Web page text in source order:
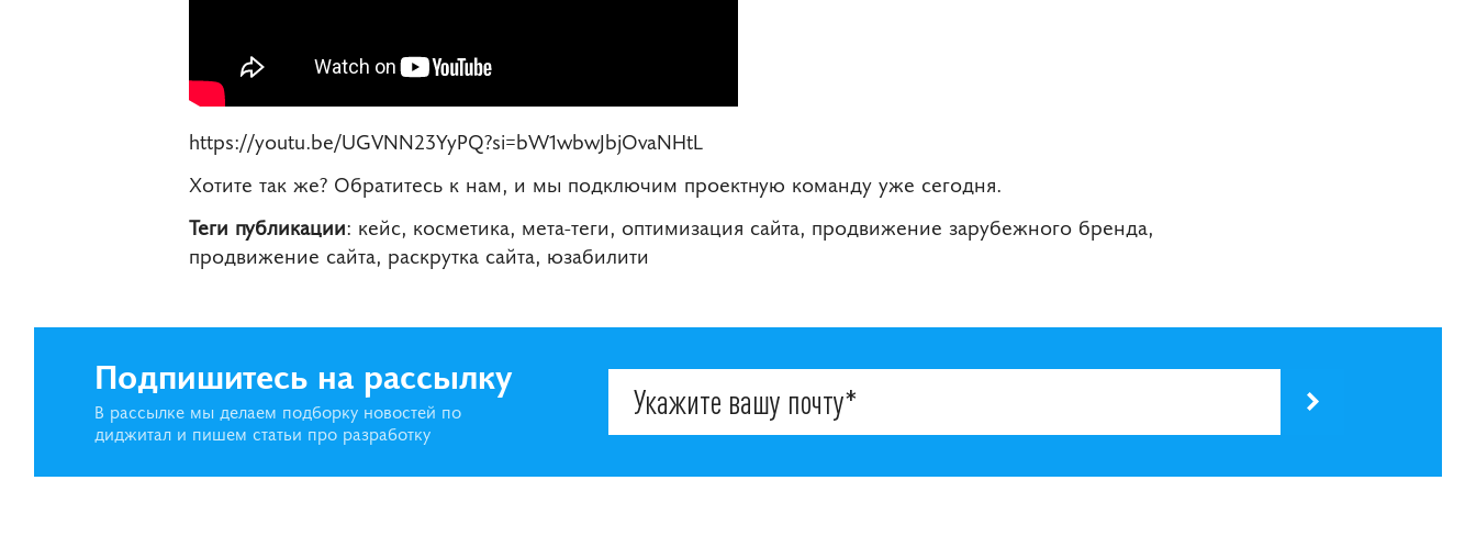
https://youtu.be/UGVNN23YyPQ?si=bW1wbwJbjOvaNHtL
Хотите так же? Обратитесь к нам, и мы подключим проектную команду уже сегодня.
Теги публикации: кейс, косметика, мета-теги, оптимизация сайта, продвижение зарубежного бренда,
продвижение сайта, раскрутка сайта, юзабилити
Подпишитесь на рассылку
В рассылке мы делаем подборку новостей по
диджитал и пишем статьи про разработку